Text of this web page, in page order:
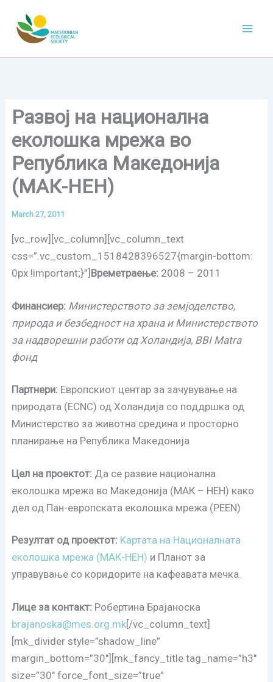
content
Развој на национална
еколошка мрежа во
Република Македонија
(МАК-НЕН)
March 27, 2011
[vc_row][vc_column][vc_column_text
css=”.vc_custom_1518428396527{margin-bottom:
0px !important;}”] Времетраење: 2008 – 2011
Финансиер: Министерството за земјоделство,
природа и безбедност на храна и Министерството
за надворешни работи од Холандија, BBI Matra
фонд
Партнери: Европскиот центар за зачувување на
природата (ECNC) од Холандија со поддршка од
Министерство за животна средина и просторно
планирање на Република Македонија
Цел на проектот: Да се развие национална
еколошка мрежа во Македонија (МАК – НЕН) како
дел од Пан-европската еколошка мрежа (PEEN)
Резултат од проектот: Kартата на Националната
еколошка мрежа (МАК-НЕН) и Планот за
управување со коридорите на кафеавата мечка.
Лице за контакт: Робертина Брајаноска
brajanoska@mes.org.mk[/vc_column_text]
[mk_divider style=”shadow_line”
margin_bottom=”30″][mk_fancy_title tag_name=”h3″
size=”30″ force_font_size=”true”